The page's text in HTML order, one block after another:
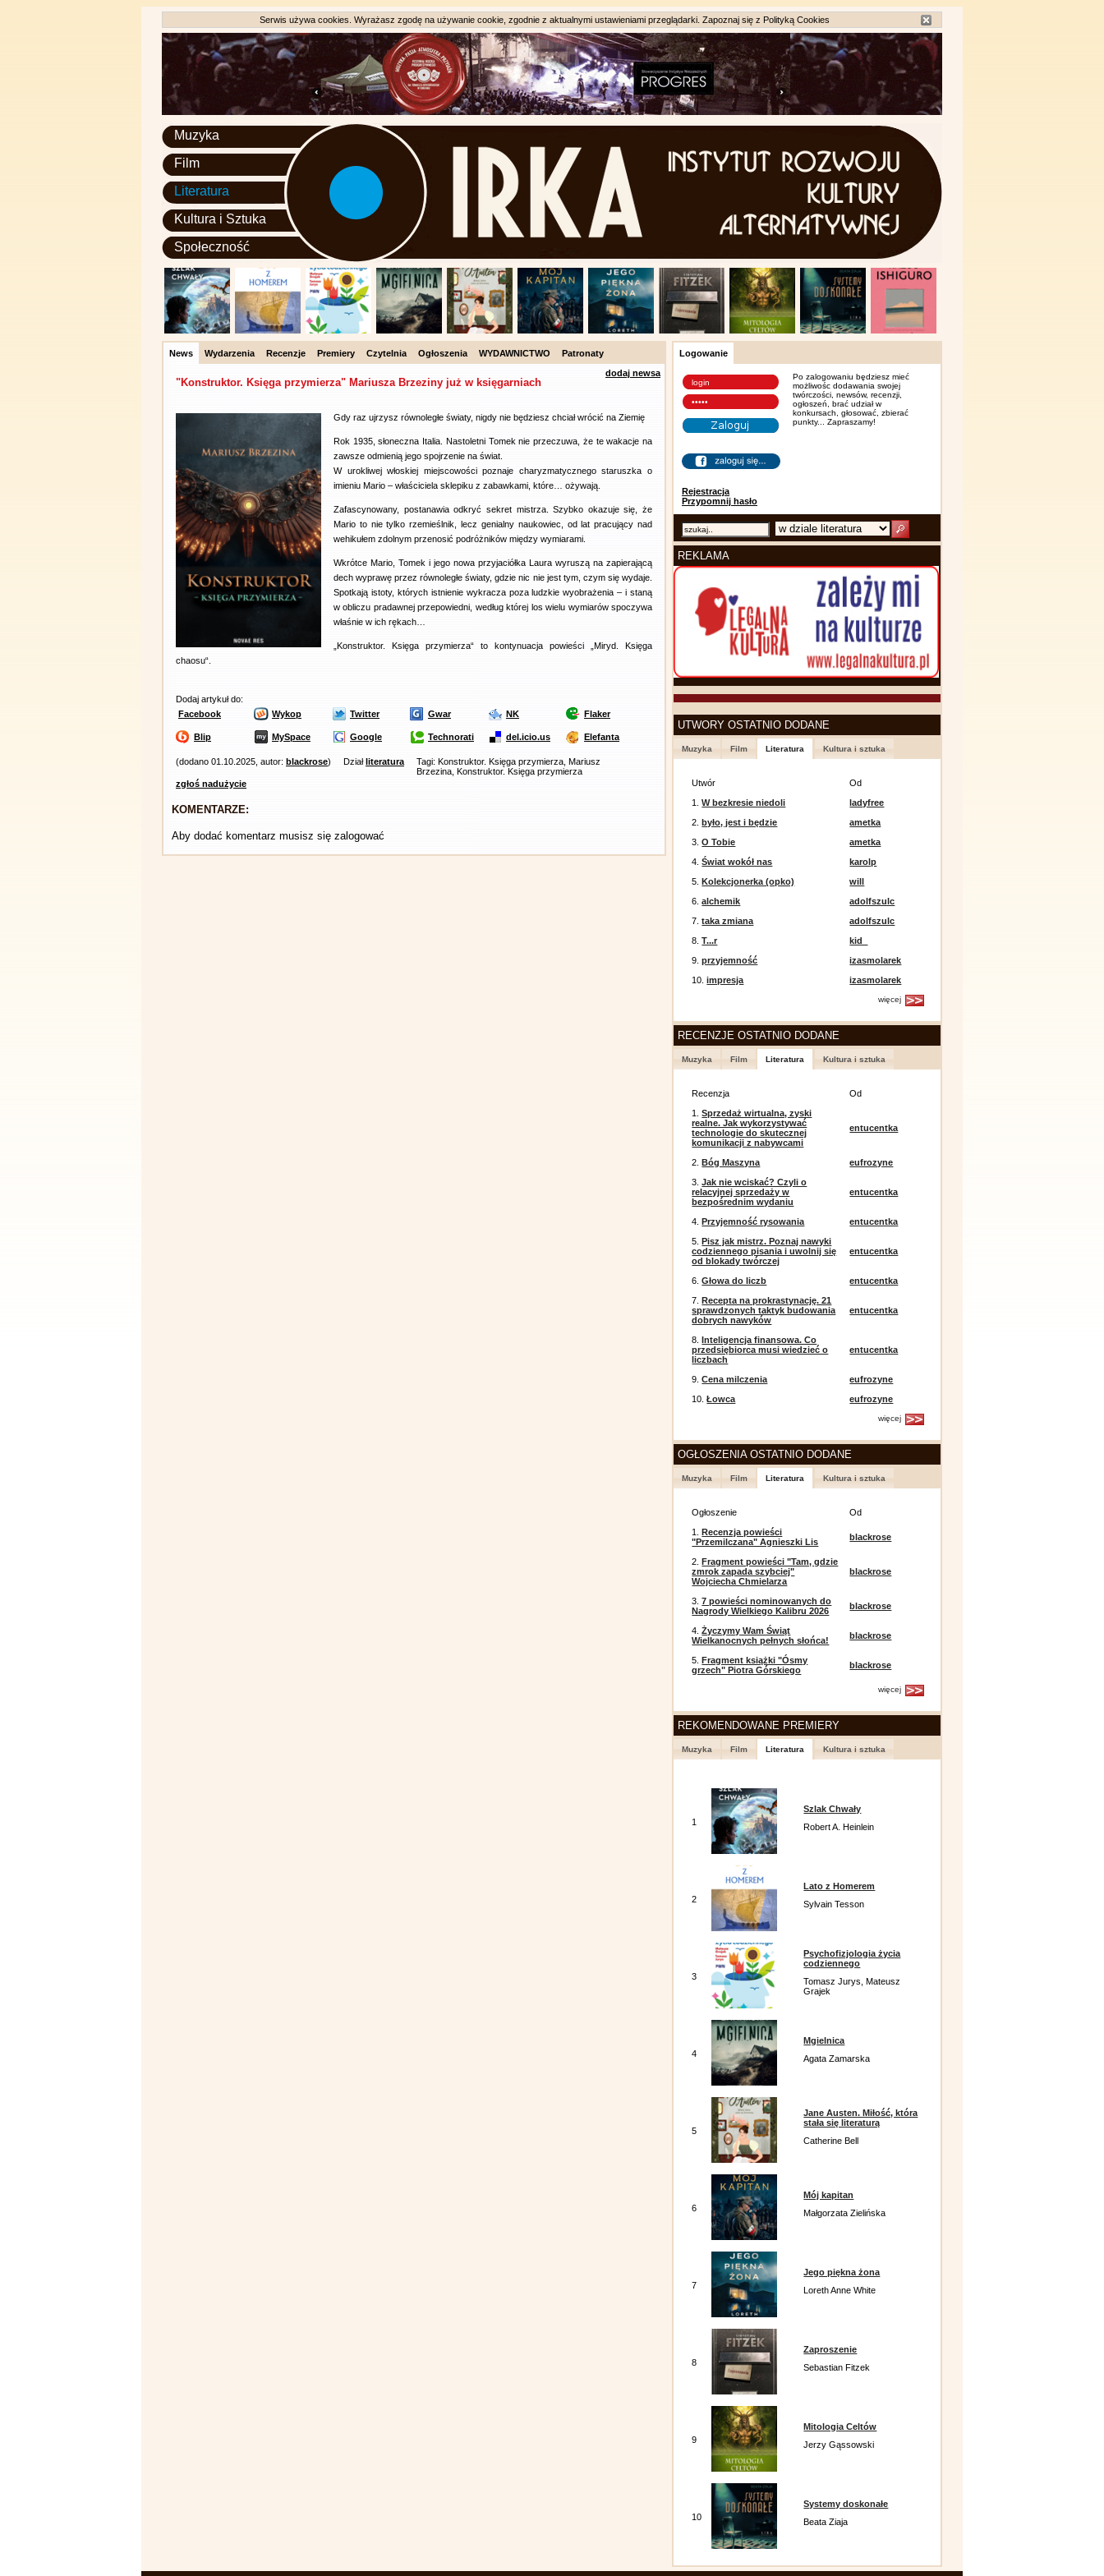
Serwis używa cookies. Wyrażasz zgodę na używanie cookie, zgodnie z aktualnymi ustawieniami przeglądarki. Zapoznaj się z Polityką Cookies
Muzyka
Film
Literatura
Kultura i Sztuka
Społeczność
News Wydarzenia Recenzje Premiery Czytelnia Ogłoszenia WYDAWNICTWO
Patronaty
dodaj newsa
"Konstruktor. Księga przymierza" Mariusza Brzeziny już w księgarniach
Gdy raz ujrzysz równoległe światy, nigdy nie będziesz chciał wrócić na Ziemię
Rok 1935, słoneczna Italia. Nastoletni Tomek nie przeczuwa, że te wakacje na
zawsze odmienią jego spojrzenie na świat.
W urokliwej włoskiej miejscowości poznaje charyzmatycznego staruszka o
imieniu Mario – właściciela sklepiku z zabawkami, które… ożywają.
Zafascynowany, postanawia odkryć sekret mistrza. Szybko okazuje się, że
Mario to nie tylko rzemieślnik, lecz genialny naukowiec, od lat pracujący nad
wehikułem zdolnym przenosić podróżników między wymiarami.
Wkrótce Mario, Tomek i jego nowa przyjaciółka Laura wyruszą na zapierającą
dech wyprawę przez równoległe światy, gdzie nic nie jest tym, czym się wydaje.
Spotkają istoty, których istnienie wykracza poza ludzkie wyobrażenia – i staną
w obliczu pradawnej przepowiedni, według której los wielu wymiarów spoczywa
właśnie w ich rękach…
„Konstruktor. Księga przymierza“ to kontynuacja powieści „Miryd. Księga
chaosu“.
Dodaj artykuł do:
Facebook
Wykop Twitter Gwar NK Flaker
Blip MySpace Google Technorati del.icio.us Elefanta
(dodano 01.10.2025, autor: blackrose) Działliteratura
Tagi: Konstruktor. Księga przymierza, Mariusz
Brzezina, Konstruktor. Księga przymierza
zgłoś nadużycie
KOMENTARZE:
Aby dodać komentarz musisz się zalogować
Logowanie
Rejestracja
Przypomnij hasło
Po zalogowaniu będziesz mieć
możliwośc dodawania swojej
twórczości, newsów, recenzji,
ogłoszeń, brać udział w
konkursach, głosować, zbierać
punkty... Zapraszamy!
REKLAMA
UTWORY OSTATNIO DODANE
Muzyka Film Literatura Kultura i sztuka
Utwór
Od
1.W bezkresie niedoli
ladyfree
2.było, jest i będzie
ametka
3.O Tobie
ametka
4.Świat wokół nas
karolp
5.Kolekcjonerka (opko)
will
6.alchemik
adolfszulc
7.taka zmiana
adolfszulc
8.T...r
kid_
9.przyjemność
izasmolarek
10.impresja izasmolarek
więcej
RECENZJE OSTATNIO DODANE
Muzyka Film Literatura Kultura i sztuka
Recenzja
Od
1.Sprzedaż wirtualna, zyski
realne. Jak wykorzystywać
technologie do skutecznej
komunikacji z nabywcami
entucentka
2.Bóg Maszyna
eufrozyne
3.Jak nie wciskać? Czyli o
relacyjnej sprzedaży w
bezpośrednim wydaniu
entucentka
4.Przyjemność rysowania
entucentka
5.Pisz jak mistrz. Poznaj nawyki
codziennego pisania i uwolnij się
od blokady twórczej
entucentka
6.Głowa do liczb
entucentka
7.Recepta na prokrastynację. 21
sprawdzonych taktyk budowania
dobrych nawyków
entucentka
8.Inteligencja finansowa. Co
przedsiębiorca musi wiedzieć o
liczbach
entucentka
9.Cena milczenia
eufrozyne
10.Łowca eufrozyne
więcej
OGŁOSZENIA OSTATNIO DODANE
Muzyka Film Literatura Kultura i sztuka
Ogłoszenie
Od
1.Recenzja powieści
"Przemilczana" Agnieszki Lis
blackrose
2.Fragment powieści "Tam, gdzie
zmrok zapada szybciej"
Wojciecha Chmielarza
blackrose
3.7 powieści nominowanych do
Nagrody Wielkiego Kalibru 2026
blackrose
4.Życzymy Wam Świąt
Wielkanocnych pełnych słońca!
blackrose
5.Fragment książki "Ósmy
grzech" Piotra Górskiego
blackrose
więcej
REKOMENDOWANE PREMIERY
Muzyka Film Literatura Kultura i sztuka
1
Szlak Chwały
Robert A. Heinlein
2
Lato z Homerem
Sylvain Tesson
3
Psychofizjologia życia
codziennego
Tomasz Jurys, Mateusz
Grajek
4
Mgielnica
Agata Zamarska
5
Jane Austen. Miłość, która
stała się literaturą
Catherine Bell
6
Mój kapitan
Małgorzata Zielińska
7
Jego piękna żona
Loreth Anne White
8
Zaproszenie
Sebastian Fitzek
9
Mitologia Celtów
Jerzy Gąssowski
10
Systemy doskonałe
Beata Ziaja